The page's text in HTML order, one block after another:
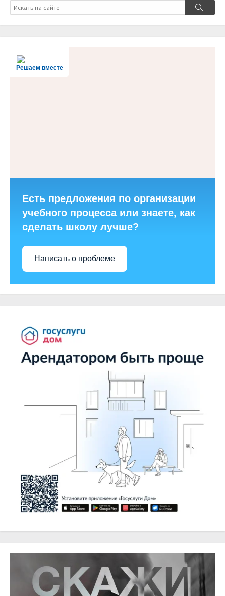
Поиск
Поиск
Решаем вместе
Есть предложения по организации
учебного процесса или знаете, как
сделать школу лучше?
Написать о проблеме